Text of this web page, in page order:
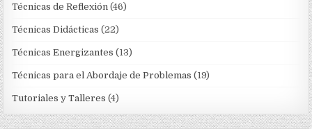
Técnicas de Reflexión (46)
Técnicas Didácticas (22)
Técnicas Energizantes (13)
Técnicas para el Abordaje de Problemas (19)
Tutoriales y Talleres (4)